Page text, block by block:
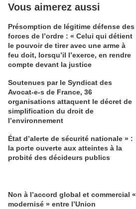
Vous aimerez aussi
Présomption de légitime défense des
forces de l’ordre : « Celui qui détient
le pouvoir de tirer avec une arme à
feu doit, lorsqu’il l’exerce, en rendre
compte devant la justice
Soutenues par le Syndicat des
Avocat-e-s de France, 36
organisations attaquent le décret de
simplification du droit de
l’environnement
État d’alerte de sécurité nationale » :
la porte ouverte aux atteintes à la
probité des décideurs publics
Non à l’accord global et commercial «
modernisé » entre l’Union